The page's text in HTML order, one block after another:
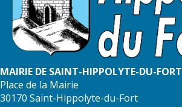
MAIRIE DE SAINT-HIPPOLYTE-DU-FORT
Place de la Mairie
30170 Saint-Hippolyte-du-Fort